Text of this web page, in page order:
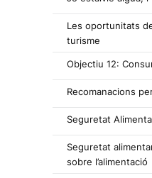
Les oportunitats
turisme
Objectiu 12:
Recomanacions
Seguretat
Seguretat
sobre l’alimentació